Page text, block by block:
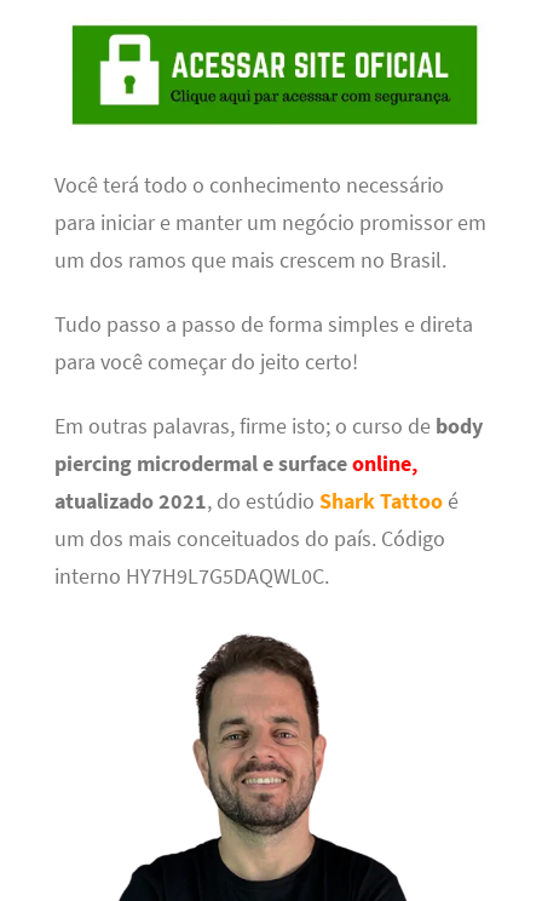
Você terá todo o conhecimento necessário
para iniciar e manter um negócio promissor em
um dos ramos que mais crescem no Brasil.
Tudo passo a passo de forma simples e direta
para você começar do jeito certo!
Em outras palavras, firme isto; o curso de body
piercing microdermal e surfaceonline,
atualizado 2021, do estúdio Shark Tattooé
um dos mais conceituados do país. Código
interno HY7H9L7G5DAQWL0C.